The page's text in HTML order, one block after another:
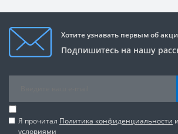
Хотите узнавать первым об
Подпишитесь на нашу
Я прочитал Политика конфиденциальности
условиями